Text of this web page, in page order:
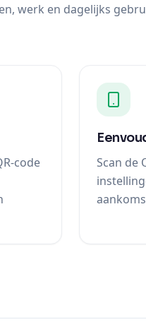
werk en dagelijks
code
Scan de